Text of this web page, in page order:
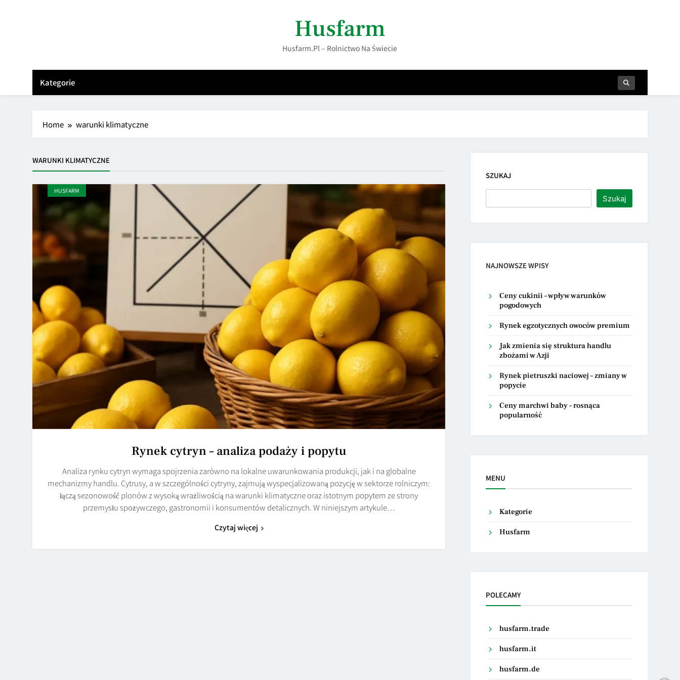
Husfarm
Husfarm.pl – Rolnictwo Na Świecie
Kategorie
Home warunki klimatyczne
WARUNKI KLIMATYCZNE
HUSFARM
Rynek cytryn – analiza podaży i popytu
Analiza rynku cytryn wymaga spojrzenia zarówno na lokalne uwarunkowania produkcji, jak i na globalne
mechanizmy handlu. Cytrusy, a w szczególności cytryny, zajmują wyspecjalizowaną pozycję w sektorze rolniczym:
łączą sezonowość plonów z wysoką wrażliwością na warunki klimatyczne oraz istotnym popytem ze strony
przemysłu spożywczego, gastronomii i konsumentów detalicznych. W niniejszym artykule…
Czytaj więcej
SZUKAJ
Szukaj
NAJNOWSZE WPISY
Ceny cukinii – wpływ warunków
pogodowych
Rynek egzotycznych owoców premium
Jak zmienia się struktura handlu
zbożami w Azji
Rynek pietruszki naciowej – zmiany w
popycie
Ceny marchwi baby – rosnąca
popularność
MENU
Kategorie
Husfarm
POLECAMY
husfarm.trade
husfarm.it
husfarm.de